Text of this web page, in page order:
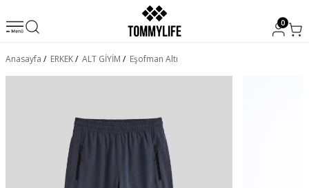
0
Anasayfa / ERKEK/ ALT GİYİM / Eşofman Altı